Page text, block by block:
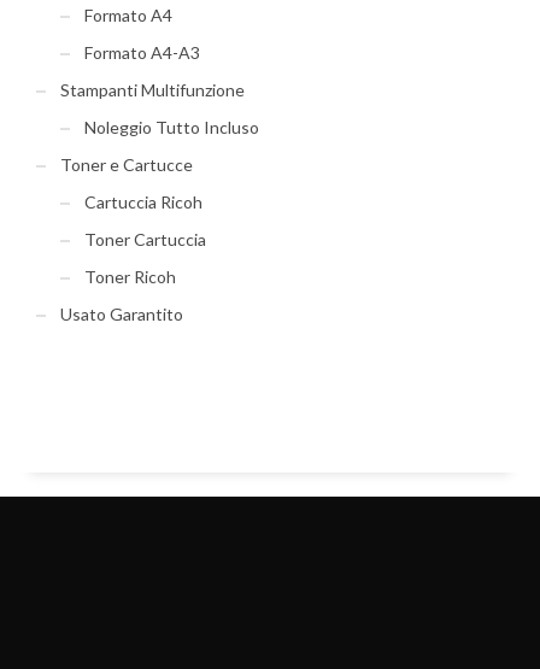
Formato A4
Formato A4-A3
Stampanti Multifunzione
Noleggio Tutto Incluso
Toner e Cartucce
Cartuccia Ricoh
Toner Cartuccia
Toner Ricoh
Usato Garantito